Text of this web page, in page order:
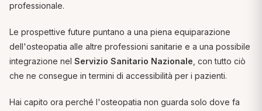
professionale.
Le prospettive future puntano a una piena equiparazione
dell'osteopatia alle altre professioni sanitarie e a una possibile
integrazione nel Servizio Sanitario Nazionale , con tutto ciò
che ne consegue in termini di accessibilità per i pazienti.
Hai capito ora perché l'osteopatia non guarda solo dove fa